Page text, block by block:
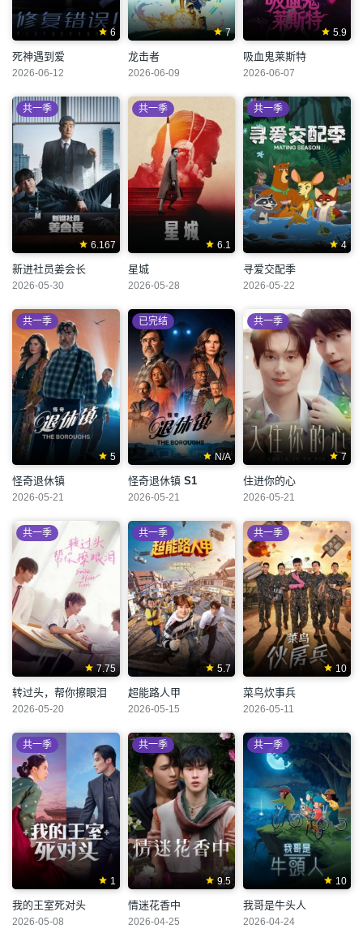
6
死神遇到爱
2026-06-12
7
龙击者
2026-06-09
5.9
吸血鬼莱斯特
2026-06-07
6.167
共一季
新进社员姜会长
2026-05-30
6.1
共一季
星城
2026-05-28
4
共一季
寻爱交配季
2026-05-22
5
共一季
怪奇退休镇
2026-05-21
N/A
已完结
怪奇退休镇 S1
2026-05-21
7
共一季
住进你的心
2026-05-21
7.75
共一季
转过头，帮你擦眼泪
2026-05-20
5.7
共一季
超能路人甲
2026-05-15
10
共一季
菜鸟炊事兵
2026-05-11
1
共一季
我的王室死对头
2026-05-08
9.5
共一季
情迷花香中
2026-04-25
10
共一季
我哥是牛头人
2026-04-24